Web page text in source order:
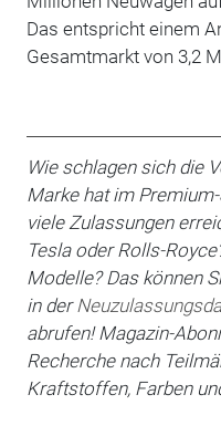
Das entspricht einem
Gesamtmarkt von 3,2
Wie schlagen sich die
Marke hat im
viele Zulassungen
Tesla oder Rolls-
Modelle? Das können
in der
abrufen! Magazin-
Recherche nach
Kraftstoffen, Farben